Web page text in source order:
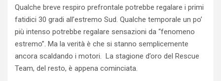
Qualche breve respiro prefrontale potrebbe regalare i primi
fatidici 30 gradi all’estremo Sud. Qualche temporale un po’
più intenso potrebbe regalare sensazioni da “fenomeno
estremo”. Ma la verità è che si stanno semplicemente
ancora scaldando i motori. La stagione d’oro del Rescue
Team, del resto, è appena cominciata.